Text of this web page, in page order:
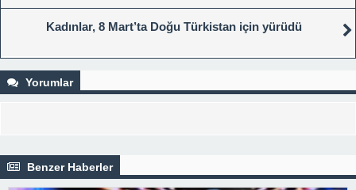
Kadınlar, 8 Mart’ta Doğu Türkistan için yürüdü
Yorumlar
Benzer Haberler